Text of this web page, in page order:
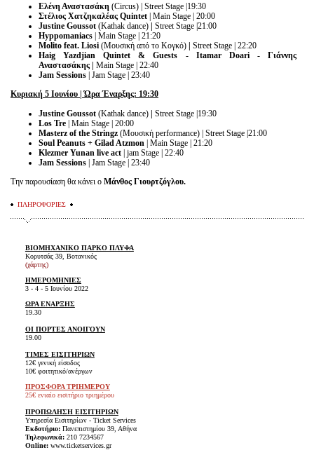
Ελένη Αναστασάκη (Circus) | Street Stage |19:30
Στέλιος Χατζηκαλέας Quintet | Main Stage | 20:00
Justine Goussot (Kathak dance) | Street Stage |21:00
Hyppomaniacs | Main Stage | 21:20
Molito feat. Liosi (Μουσική από το Κογκό) | Street Stage | 22:20
Haig
Yazdjian Quintet &Guests - Itamar Doari- Γιάννης
Αναστασάκης | Main Stage | 22:40
Jam Sessions | Jam Stage | 23:40
Κυριακή 5 Ιουνίου | Ώρα Έναρξης: 19:30
Justine Goussot (Kathak dance) | Street Stage |19:30
Los Tre | Main Stage | 20:00
Masterz of the Stringz (Μουσική performance) | Street Stage |21:00
Soul Peanuts + Gilad Atzmon | Main Stage | 21:20
Klezmer Yunan live act | jam Stage | 22:40
Jam Sessions | Jam Stage | 23:40
Την παρουσίαση θα κάνει ο Μάνθος Γιουρτζόγλου.
ΠΛΗΡΟΦΟΡΙΕΣ
ΒΙΟΜΗΧΑΝΙΚΟ ΠΑΡΚΟ ΠΛΥΦΑ
Κορυτσάς 39, Βοτανικός
(χάρτης)
ΗΜΕΡΟΜΗΝΙΕΣ
3 - 4 - 5 Ιουνίου 2022
ΩΡΑ ΕΝΑΡΞΗΣ
19.30
ΟΙ ΠΟΡΤΕΣ ΑΝΟΙΓΟΥΝ
19.00
ΤΙΜΕΣ ΕΙΣΙΤΗΡΙΩΝ
12€ γενική είσοδος
10€ φοιτητικό/ανέργων
ΠΡΟΣΦΟΡΑ ΤΡΙΗΜΕΡΟΥ
25€ ενιαίο εισιτήριο τριημέρου
ΠΡΟΠΩΛΗΣΗ ΕΙΣΙΤΗΡΙΩΝ
Υπηρεσία Εισιτηρίων - Ticket Services
Εκδοτήριο:Πανεπιστημίου 39, Αθήνα
Τηλεφωνικά:210 7234567
Online:www.ticketservices.gr